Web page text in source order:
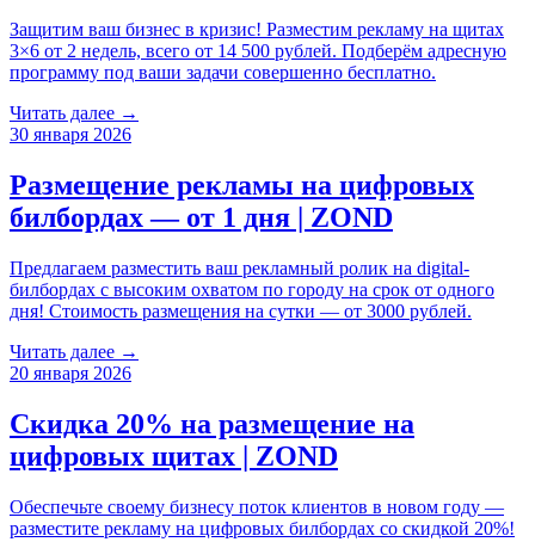
Защитим ваш бизнес в кризис! Разместим рекламу на щитах
3×6 от 2 недель, всего от 14 500 рублей. Подберём адресную
программу под ваши задачи совершенно бесплатно.
Читать далее →
30 января 2026
Размещение рекламы на цифровых
билбордах — от 1 дня | ZOND
Предлагаем разместить ваш рекламный ролик на digital-
билбордах с высоким охватом по городу на срок от одного
дня! Стоимость размещения на сутки — от 3000 рублей.
Читать далее →
20 января 2026
Скидка 20% на размещение на
цифровых щитах | ZOND
Обеспечьте своему бизнесу поток клиентов в новом году —
разместите рекламу на цифровых билбордах со скидкой 20%!